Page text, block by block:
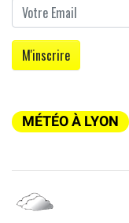
MÉTÉO À LYON